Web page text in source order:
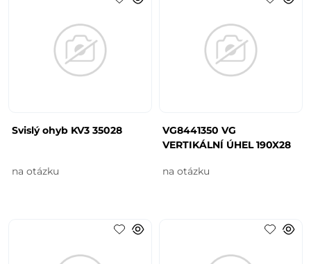
Svislý ohyb KV3 35028
na otázku
VG8441350 VG
VERTIKÁLNÍ ÚHEL 190X28
na otázku